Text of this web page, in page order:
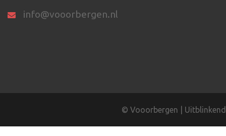
info@vooorbergen.nl
© Vooorbergen Uitblinkend